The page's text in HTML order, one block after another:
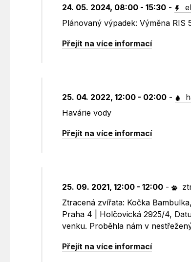
24. 05. 2024, 08:00 - 15:30 -
Plánovaný výpadek: Výměna RIS
Přejít na více informací
25. 04. 2022, 12:00 - 02:00 -
Havárie vody
Přejít na více informací
25. 09. 2021, 12:00 - 12:00 -
Ztracená zvířata: Kočka
Praha 4 | Holčovická 2925/4,
venku. Proběhla nám v
Přejít na více informací